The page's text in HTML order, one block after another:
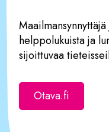
helppolukuista ja
sijoittuvaa
Otava.fi